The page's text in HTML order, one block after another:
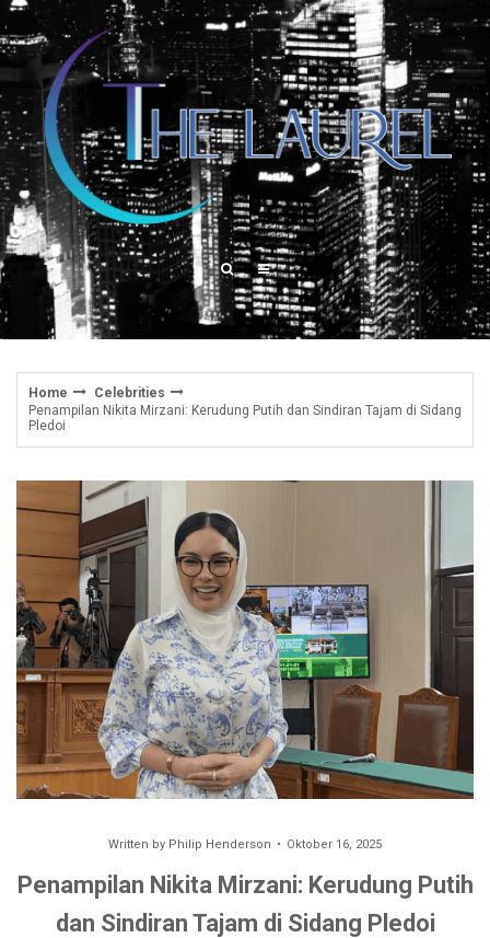
Skip
to
content
Home
Celebrities
Penampilan Nikita Mirzani: Kerudung Putih dan Sindiran Tajam di Sidang
Pledoi
Written by Philip Henderson Oktober 16, 2025
Penampilan Nikita Mirzani: Kerudung Putih
dan Sindiran Tajam di Sidang Pledoi